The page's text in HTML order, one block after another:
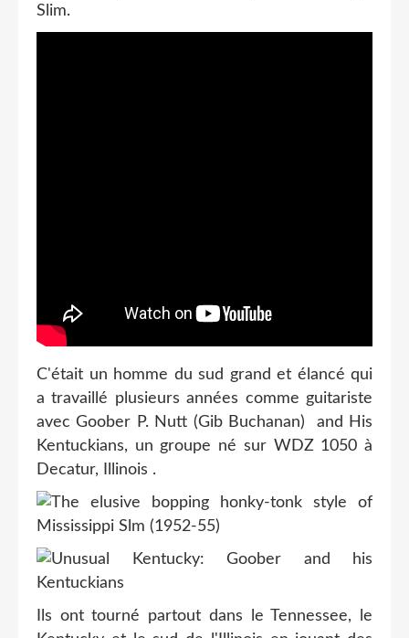
Slim.
C'était un homme du sud grand et élancé qui
a travaillé plusieurs années comme guitariste
avec Goober P. Nutt (Gib Buchanan) and His
Kentuckians, un groupe né sur WDZ 1050 à
Decatur, Illinois .
Ils ont tourné partout dans le Tennessee, le